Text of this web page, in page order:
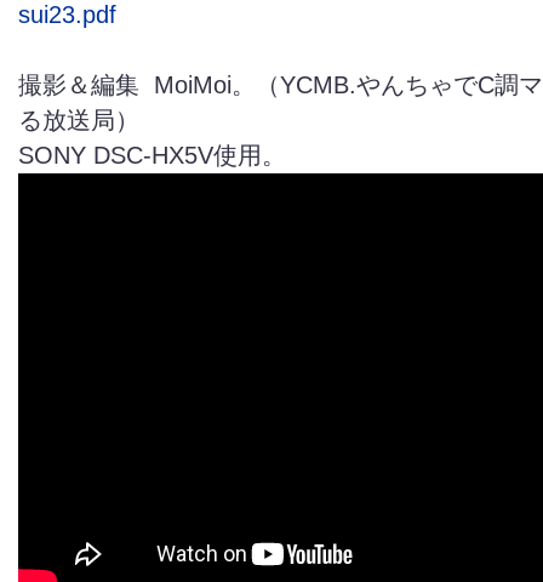
sui23.pdf
撮影＆編集 MoiMoi。（YCMB.やんちゃでC調
る放送局）
SONY DSC-HX5V使用。